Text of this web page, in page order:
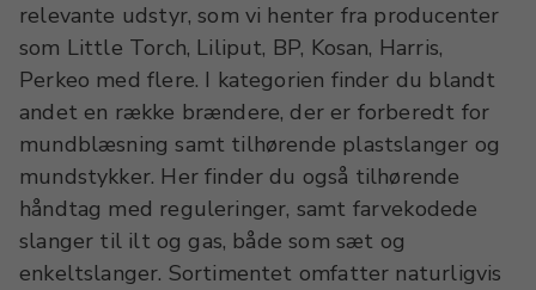
relevante udstyr, som vi henter fra producenter
som Little Torch, Liliput, BP, Kosan, Harris,
Perkeo med flere. I kategorien finder du blandt
andet en række brændere, der er forberedt for
mundblæsning samt tilhørende plastslanger og
mundstykker. Her finder du også tilhørende
håndtag med reguleringer, samt farvekodede
slanger til ilt og gas, både som sæt og
enkeltslanger. Sortimentet omfatter naturligvis